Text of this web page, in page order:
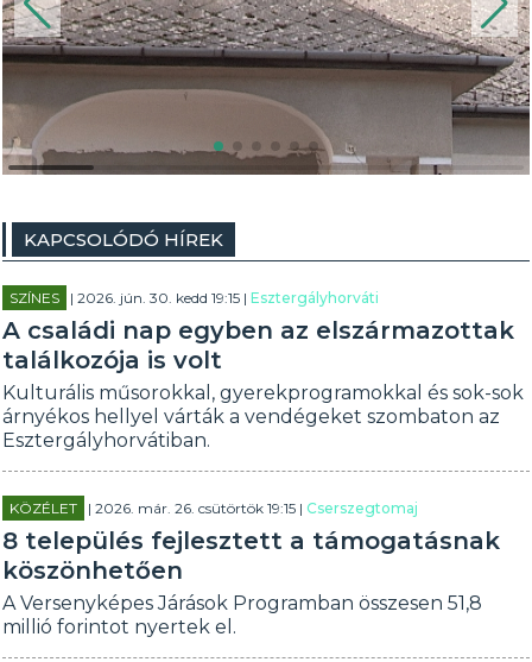
KAPCSOLÓDÓ HÍREK
SZÍNES | 2026. jún. 30. kedd 19:15 |Esztergályhorváti
A családi nap egyben az elszármazottak
találkozója is volt
Kulturális műsorokkal, gyerekprogramokkal és sok-sok
árnyékos hellyel várták a vendégeket szombaton az
Esztergályhorvátiban.
KÖZÉLET | 2026. már. 26. csütörtök 19:15 |Cserszegtomaj
8 település fejlesztett a támogatásnak
köszönhetően
A Versenyképes Járások Programban összesen 51,8
millió forintot nyertek el.